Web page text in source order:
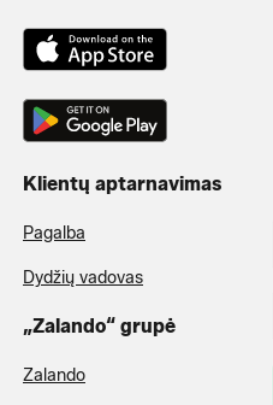
Klientų aptarnavimas
Pagalba
Dydžių vadovas
„Zalando“ grupė
Zalando